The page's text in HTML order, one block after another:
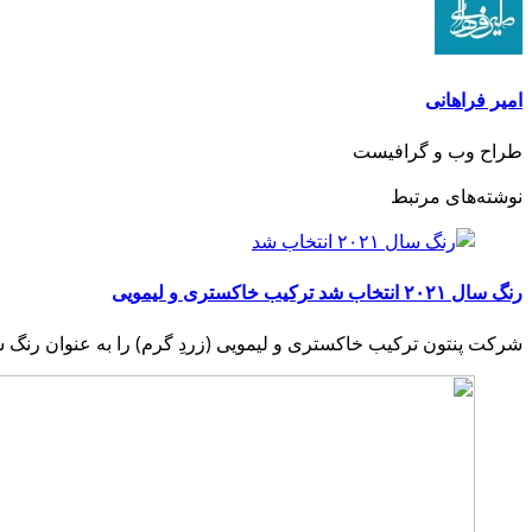
امیر فراهانی
طراح وب و گرافیست
نوشته‌های مرتبط
رنگ سال ۲۰۲۱ انتخاب شد ترکیب خاکستری و لیمویی
شرکت پنتون ترکیب خاکستری و لیمویی (زردِ گرم) را به عنوان رنگ سال ۲۰۲۱